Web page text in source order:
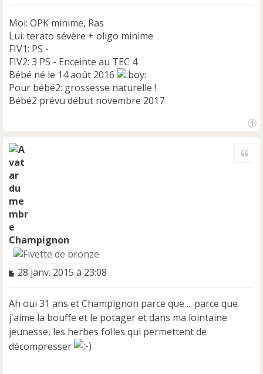
n
o
n
l
u
Moi: OPK minime, Ras
Lui: terato sévère + oligo minime
FIV1: PS -
FIV2: 3 PS - Enceinte au TEC 4
Bébé né le 14 août 2016
Pour bébé2: grossesse naturelle !
Bébé2 prévu début novembre 2017
Champignon
M
s
a
g
e
n
28 janv. 2015 à 23:08
Ah oui 31 ans et Champignon parce que ... parce que
j'aime la bouffe et le potager et dans ma lointaine
jeunesse, les herbes folles qui permettent de
décompresser